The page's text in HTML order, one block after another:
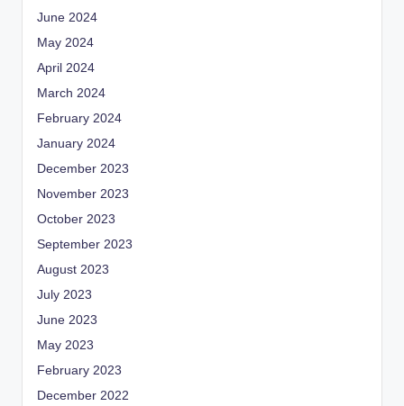
June 2024
May 2024
April 2024
March 2024
February 2024
January 2024
December 2023
November 2023
October 2023
September 2023
August 2023
July 2023
June 2023
May 2023
February 2023
December 2022